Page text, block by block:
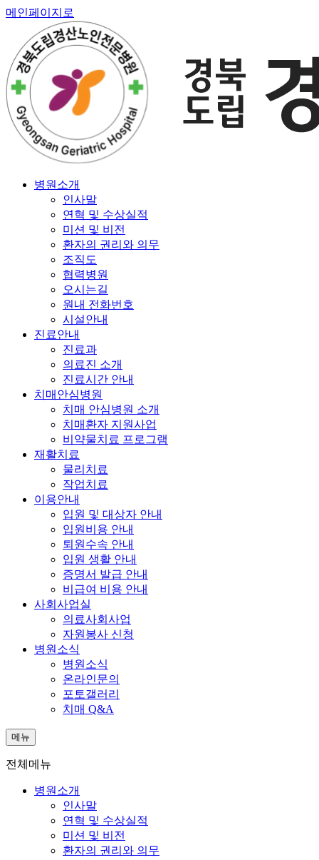
메인페이지로
병원소개
인사말
연혁 및 수상실적
미션 및 비전
환자의 권리와 의무
조직도
협력병원
오시는길
원내 전화번호
시설안내
진료안내
진료과
의료진 소개
진료시간 안내
치매안심병원
치매 안심병원 소개
치매환자 지원사업
비약물치료 프로그램
재활치료
물리치료
작업치료
이용안내
입원 및 대상자 안내
입원비용 안내
퇴원수속 안내
입원 생활 안내
증명서 발급 안내
비급여 비용 안내
사회사업실
의료사회사업
자원봉사 신청
병원소식
병원소식
온라인문의
포토갤러리
치매 Q&A
메뉴
전체메뉴
병원소개
인사말
연혁 및 수상실적
미션 및 비전
환자의 권리와 의무